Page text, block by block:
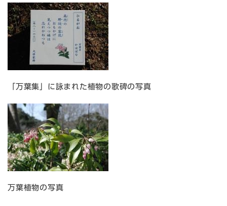
「万葉集」に詠まれた植物の歌碑の写真
万葉植物の写真